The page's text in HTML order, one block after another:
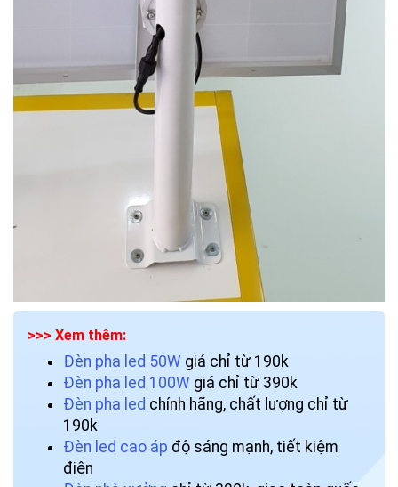
>>> Xem thêm:
Đèn pha led 50W giá chỉ từ 190k
Đèn pha led 100W giá chỉ từ 390k
Đèn pha led chính hãng, chất lượng chỉ từ
190k
Đèn led cao áp độ sáng mạnh, tiết kiệm
điện